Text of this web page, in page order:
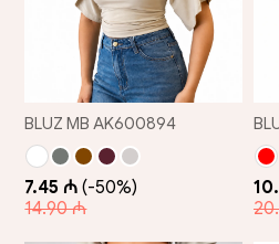
BLUZ MB AK600894
7.45 ₼ (-50%)
14.90 ₼